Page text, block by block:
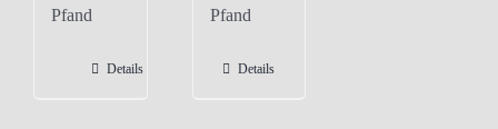
Pfand
Details
Pfand
Details